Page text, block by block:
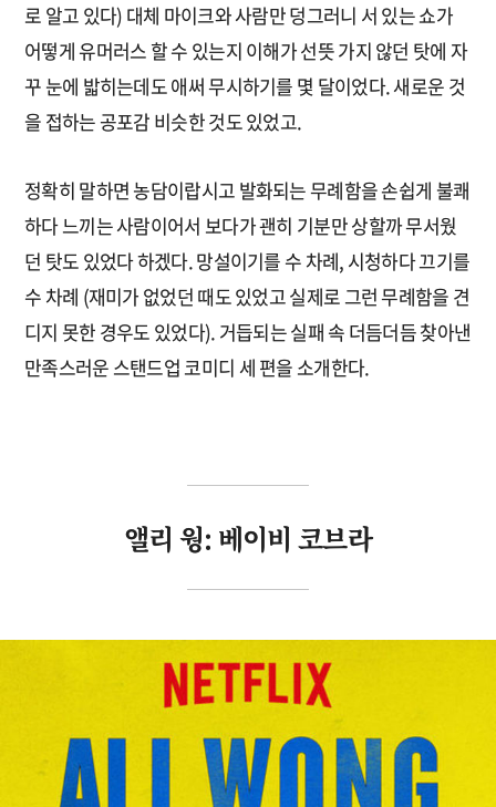
로 알고 있다) 대체 마이크와 사람만 덩그러니 서 있는 쇼가
어떻게 유머러스 할 수 있는지 이해가 선뜻 가지 않던 탓에 자
꾸 눈에 밟히는데도 애써 무시하기를 몇 달이었다. 새로운 것
을 접하는 공포감 비슷한 것도 있었고.
정확히 말하면 농담이랍시고 발화되는 무례함을 손쉽게 불쾌
하다 느끼는 사람이어서 보다가 괜히 기분만 상할까 무서웠
던 탓도 있었다 하겠다. 망설이기를 수 차례, 시청하다 끄기를
수 차례 (재미가 없었던 때도 있었고 실제로 그런 무례함을 견
디지 못한 경우도 있었다). 거듭되는 실패 속 더듬더듬 찾아낸
만족스러운 스탠드업 코미디 세 편을 소개한다.
앨리 웡: 베이비 코브라